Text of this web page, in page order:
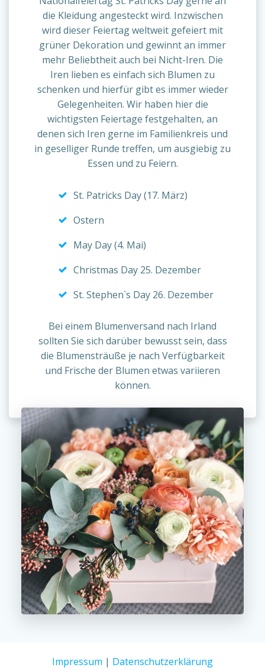
die Kleidung angesteckt wird. Inzwischen
wird dieser Feiertag weltweit gefeiert mit
grüner Dekoration und gewinnt an immer
mehr Beliebtheit auch bei Nicht-Iren. Die
Iren lieben es einfach sich Blumen zu
schenken und hierfür gibt es immer wieder
Gelegenheiten. Wir haben hier die
wichtigsten Feiertage festgehalten, an
denen sich Iren gerne im Familienkreis und
in geselliger Runde treffen, um ausgiebig zu
Essen und zu Feiern.
St. Patricks Day (17. März)
Ostern
May Day (4. Mai)
Christmas Day 25. Dezember
St. Stephen`s Day 26. Dezember
Bei einem Blumenversand nach Irland
sollten Sie sich darüber bewusst sein, dass
die Blumensträuße je nach Verfügbarkeit
und Frische der Blumen etwas variieren
können.
Impressum | Datenschutzerklärung